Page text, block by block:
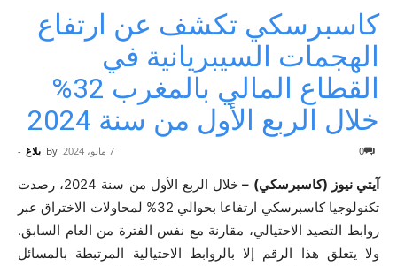
كاسبرسكي تكشف عن ارتفاع
الهجمات السيبريانية في
القطاع المالي بالمغرب 32%
خلال الربع الأول من سنة 2024
By بلاغ - 7 مايو، 2024 0
آيتي نيوز (كاسبرسكي) – خلال الربع الأول من سنة 2024، رصدت
تكنولوجيا كاسبرسكي ارتفاعا بحوالي 32% لمحاولات الاختراق عبر
روابط التصيد الاحتيالي، مقارنة مع نفس الفترة من العام السابق.
ولا يتعلق هذا الرقم إلا بالروابط الاحتيالية المرتبطة بالمسائل